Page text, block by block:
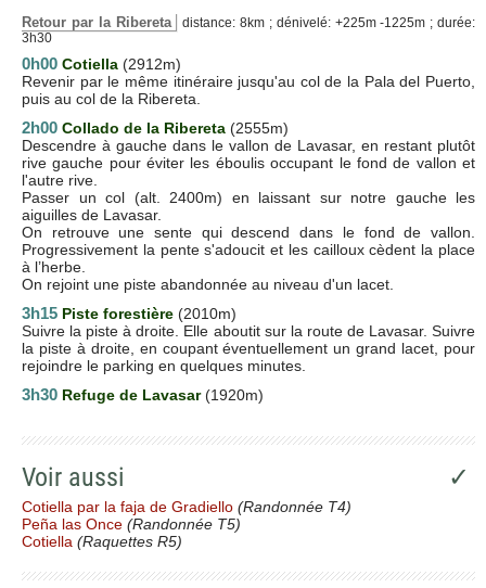
Retour par la Ribereta
distance: 8km ; dénivelé: +225m -1225m ; durée:
3h30
0h00 Cotiella (2912m)
Revenir par le même itinéraire jusqu'au col de la Pala del Puerto,
puis au col de la Ribereta.
2h00 Collado de la Ribereta (2555m)
Descendre à gauche dans le vallon de Lavasar, en restant plutôt
rive gauche pour éviter les éboulis occupant le fond de vallon et
l'autre rive.
Passer un col (alt. 2400m) en laissant sur notre gauche les
aiguilles de Lavasar.
On retrouve une sente qui descend dans le fond de vallon.
Progressivement la pente s'adoucit et les cailloux cèdent la place
à l’herbe.
On rejoint une piste abandonnée au niveau d'un lacet.
3h15 Piste forestière (2010m)
Suivre la piste à droite. Elle aboutit sur la route de Lavasar. Suivre
la piste à droite, en coupant éventuellement un grand lacet, pour
rejoindre le parking en quelques minutes.
3h30 Refuge de Lavasar(1920m)
Voir aussi ✓
Cotiella par la faja de Gradiello (Randonnée T4)
Peña las Once (Randonnée T5)
Cotiella (Raquettes R5)